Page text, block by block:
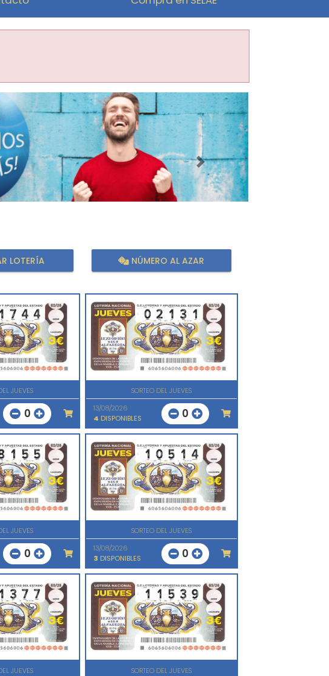
Imagen siguiente
LOTERÍA NÚMERO AL AZAR
JUEVES
0
SORTEO DEL JUEVES
13/08/2026
4 DISPONIBLES 0
JUEVES
0
SORTEO DEL JUEVES
13/08/2026
3 DISPONIBLES 0
JUEVES
SORTEO DEL JUEVES